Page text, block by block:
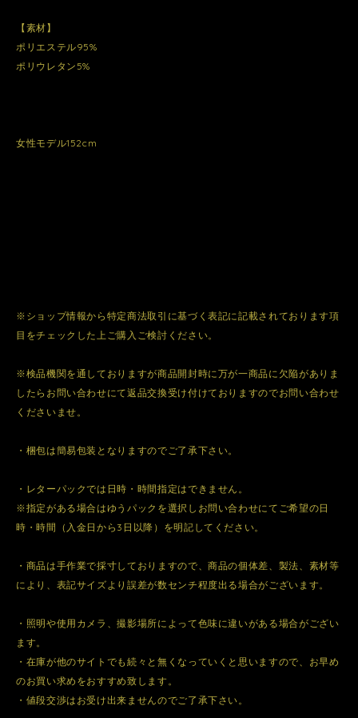
【素材】
ポリエステル95%
ポリウレタン5%
女性モデル152cm
※ショップ情報から特定商法取引に基づく表記に記載されております項
目をチェックした上ご購入ご検討ください。
※検品機関を通しておりますが商品開封時に万が一商品に欠陥がありま
したらお問い合わせにて返品交換受け付けておりますのでお問い合わせ
くださいませ。
・梱包は簡易包装となりますのでご了承下さい。
・レターパックでは日時・時間指定はできません。
※指定がある場合はゆうパックを選択しお問い合わせにてご希望の日
時・時間（入金日から3日以降）を明記してください。
・商品は手作業で採寸しておりますので、商品の個体差、製法、素材等
により、表記サイズより誤差が数センチ程度出る場合がございます。
・照明や使用カメラ、撮影場所によって色味に違いがある場合がござい
ます。
・在庫が他のサイトでも続々と無くなっていくと思いますので、お早め
のお買い求めをおすすめ致します。
・値段交渉はお受け出来ませんのでご了承下さい。